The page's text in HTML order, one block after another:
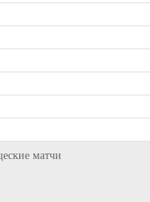
матчи